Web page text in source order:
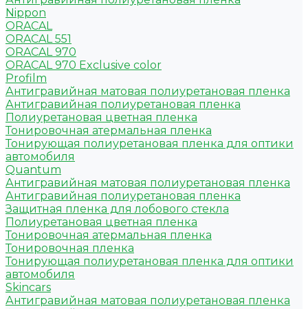
Nippon
ORACAL
ORACAL 551
ORACAL 970
ORACAL 970 Exclusive color
Profilm
Антигравийная матовая полиуретановая пленка
Антигравийная полиуретановая пленка
Полиуретановая цветная пленка
Тонировочная атермальная пленка
Тонирующая полиуретановая пленка для оптики
автомобиля
Quantum
Антигравийная матовая полиуретановая пленка
Антигравийная полиуретановая пленка
Защитная пленка для лобового стекла
Полиуретановая цветная пленка
Тонировочная атермальная пленка
Тонировочная пленка
Тонирующая полиуретановая пленка для оптики
автомобиля
Skincars
Антигравийная матовая полиуретановая пленка